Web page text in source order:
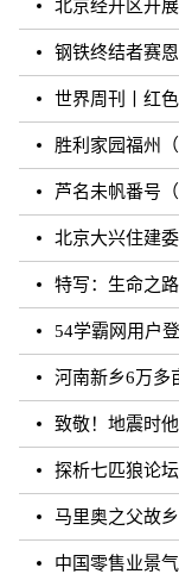
北京经开区开
钢铁终结者赛
世界周刊丨红
胜利家园福州
芦名未帆番号
北京大兴住建
特写：生命之路
54学霸网用户
河南新乡6万多
致敬！地震时
探析七匹狼论
马里奥之父故
中国零售业景气指